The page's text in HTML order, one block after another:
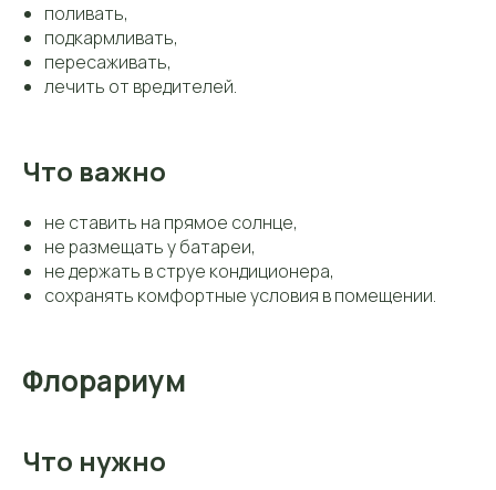
поливать,
подкармливать,
пересаживать,
лечить от вредителей.
Что важно
не ставить на прямое солнце,
не размещать у батареи,
не держать в струе кондиционера,
сохранять комфортные условия в помещении.
Флорариум
Что нужно